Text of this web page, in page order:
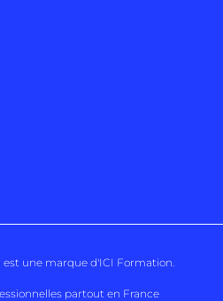
une marque d'ICI Formation.
partout en France